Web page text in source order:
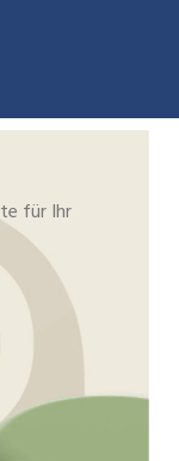
für Ihr